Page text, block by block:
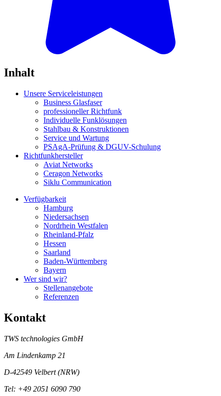
Inhalt
Unsere Serviceleistungen
Business Glasfaser
professioneller Richtfunk
Individuelle Funklösungen
Stahlbau & Konstruktionen
Service und Wartung
PSAgA-Prüfung & DGUV-Schulung
Richtfunkhersteller
Aviat Networks
Ceragon Networks
Siklu Communication
Verfügbarkeit
Hamburg
Niedersachsen
Nordrhein Westfalen
Rheinland-Pfalz
Hessen
Saarland
Baden-Württemberg
Bayern
Wer sind wir?
Stellenangebote
Referenzen
Kontakt
TWS technologies GmbH
Am Lindenkamp 21
D-42549 Velbert (NRW)
Tel: +49 2051 6090 790